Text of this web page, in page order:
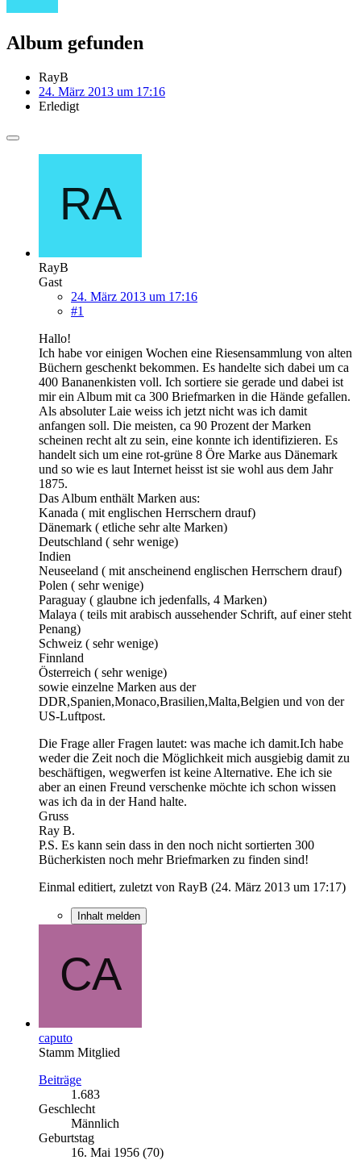
Album gefunden
RayB
24. März 2013 um 17:16
Erledigt
RayB
Gast
24. März 2013 um 17:16
#1
Hallo!
Ich habe vor einigen Wochen eine Riesensammlung von alten
Büchern geschenkt bekommen. Es handelte sich dabei um ca
400 Bananenkisten voll. Ich sortiere sie gerade und dabei ist
mir ein Album mit ca 300 Briefmarken in die Hände gefallen.
Als absoluter Laie weiss ich jetzt nicht was ich damit
anfangen soll. Die meisten, ca 90 Prozent der Marken
scheinen recht alt zu sein, eine konnte ich identifizieren. Es
handelt sich um eine rot-grüne 8 Öre Marke aus Dänemark
und so wie es laut Internet heisst ist sie wohl aus dem Jahr
1875.
Das Album enthält Marken aus:
Kanada ( mit englischen Herrschern drauf)
Dänemark ( etliche sehr alte Marken)
Deutschland ( sehr wenige)
Indien
Neuseeland ( mit anscheinend englischen Herrschern drauf)
Polen ( sehr wenige)
Paraguay ( glaubne ich jedenfalls, 4 Marken)
Malaya ( teils mit arabisch aussehender Schrift, auf einer steht
Penang)
Schweiz ( sehr wenige)
Finnland
Österreich ( sehr wenige)
sowie einzelne Marken aus der
DDR,Spanien,Monaco,Brasilien,Malta,Belgien und von der
US-Luftpost.
Die Frage aller Fragen lautet: was mache ich damit.Ich habe
weder die Zeit noch die Möglichkeit mich ausgiebig damit zu
beschäftigen, wegwerfen ist keine Alternative. Ehe ich sie
aber an einen Freund verschenke möchte ich schon wissen
was ich da in der Hand halte.
Gruss
Ray B.
P.S. Es kann sein dass in den noch nicht sortierten 300
Bücherkisten noch mehr Briefmarken zu finden sind!
Einmal editiert, zuletzt von RayB (24. März 2013 um 17:17)
Inhalt melden
caputo
Stamm Mitglied
Beiträge
1.683
Geschlecht
Männlich
Geburtstag
16. Mai 1956 (70)